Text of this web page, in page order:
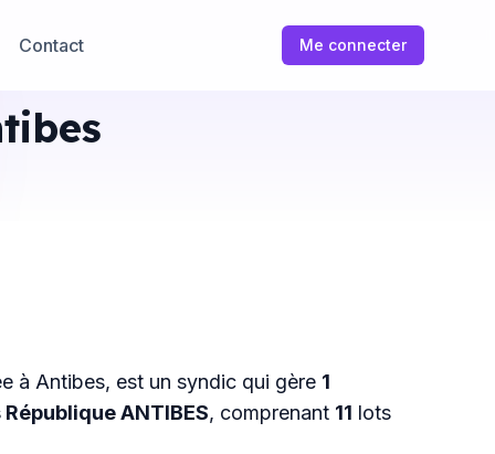
Contact Me connecter
à Antibes, est un syndic qui gère 1
République ANTIBES, comprenant 11 lots